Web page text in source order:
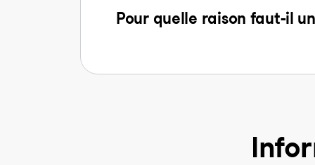
Pour quelle raison faut-il